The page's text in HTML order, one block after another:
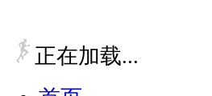
正在加载...